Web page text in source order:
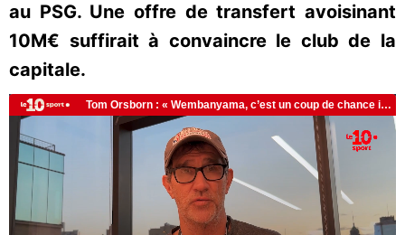
au PSG. Une offre de transfert avoisinant
10M€ suffirait à convaincre le club de la
capitale.